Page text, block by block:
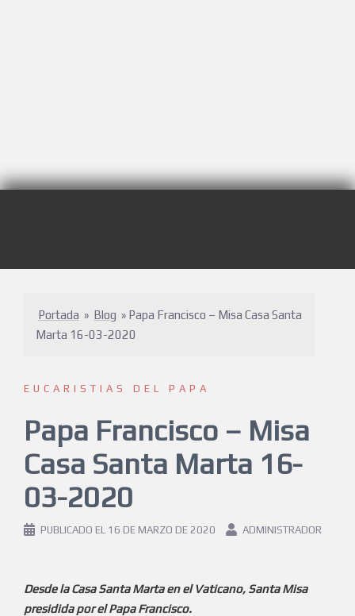
Portada » Blog » Papa Francisco – Misa Casa Santa
Marta 16-03-2020
EUCARISTIAS DEL PAPA
Papa Francisco – Misa
Casa Santa Marta 16-
03-2020
PUBLICADO EL 16 DE MARZO DE 2020 ADMINISTRADOR
Desde la Casa Santa Marta en el Vaticano, Santa Misa
presidida por el Papa Francisco.